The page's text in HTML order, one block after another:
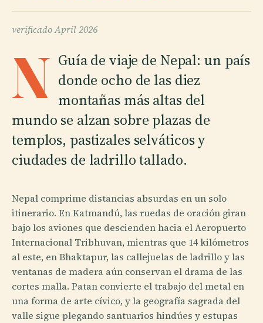
verificadoApril 2026
N Guía de viaje de Nepal: un país
donde ocho de las diez
montañas más altas del
mundo se alzan sobre plazas de
templos, pastizales selváticos y
ciudades de ladrillo tallado.
Nepal comprime distancias absurdas en un solo
itinerario. En Katmandú, las ruedas de oración giran
bajo los aviones que descienden hacia el Aeropuerto
Internacional Tribhuvan, mientras que 14 kilómetros
al este, en Bhaktapur, las callejuelas de ladrillo y las
ventanas de madera aún conservan el drama de las
cortes malla. Patan convierte el trabajo del metal en
una forma de arte cívico, y la geografía sagrada del
valle sigue plegando santuarios hindúes y estupas